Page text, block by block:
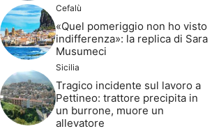
Cefalù
«Quel pomeriggio non ho visto
indifferenza»: la replica di Sara
Musumeci
Sicilia
Tragico incidente sul lavoro a
Pettineo: trattore precipita in
un burrone, muore un
allevatore